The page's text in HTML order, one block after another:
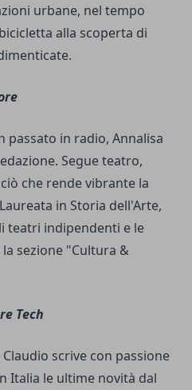
urbane, nel tempo
alla scoperta di
passato in radio, Annalisa
Segue teatro,
che rende vibrante la
in Storia dell'Arte,
teatri indipendenti e le
sezione "Cultura &
Tech
scrive con passione
Italia le ultime novità dal